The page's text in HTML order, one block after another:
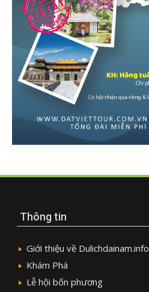
Thông tin
Giới thiệu về Dulichdainam.info
Khám Phá
Lễ hội bốn phương